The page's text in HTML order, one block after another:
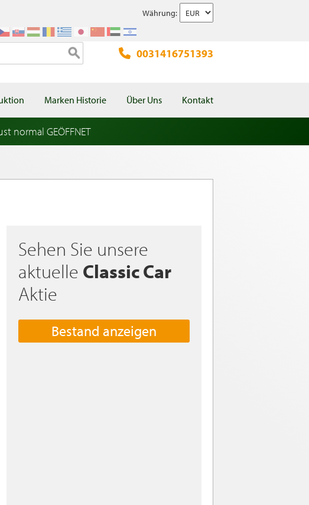
Währung:
0031416751393
Marken Historie Über Uns Kontakt
normal GEÖFFNET
Sehen Sie unsere
aktuelle Classic Car
Aktie
Bestand anzeigen